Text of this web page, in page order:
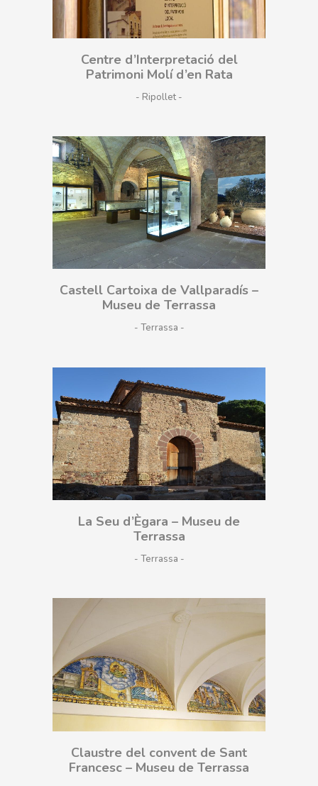
Centre d’Interpretació del
Patrimoni Molí d’en Rata
- Ripollet
Castell Cartoixa de Vallparadís –
Museu de Terrassa
- Terrassa
La Seu d’Ègara – Museu de
Terrassa
- Terrassa
Claustre del convent de Sant
Francesc – Museu de Terrassa